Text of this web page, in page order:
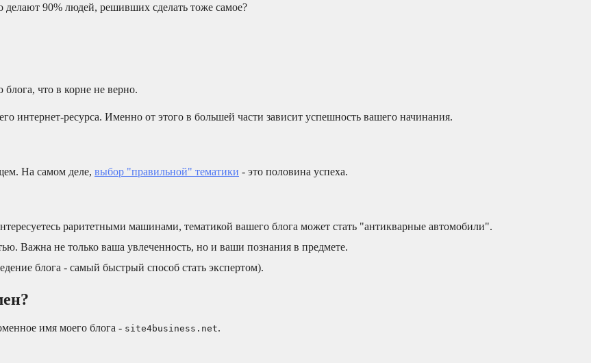
делают 90% людей, решивших сделать тоже самое?
что в корне не верно.
интернет-ресурса. Именно от этого в большей части зависит успешность вашего начинания.
На самом деле, выбор "правильной" тематики - это половина успеха.
раритетными машинами, тематикой вашего блога может стать "антикварные автомобили".
Важна не только ваша увлеченность, но и ваши познания в предмете.
блога - самый быстрый способ стать экспертом).
имя моего блога - site4business.net.